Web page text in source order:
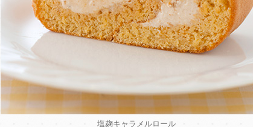
塩麹キャラメルロール